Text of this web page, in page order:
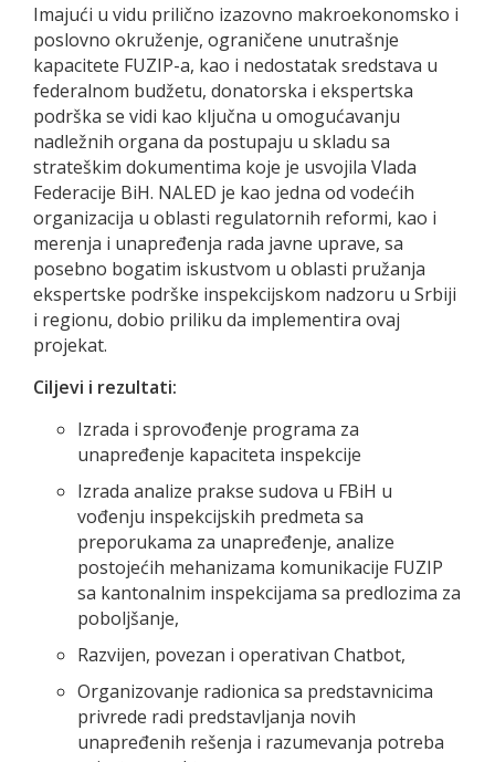
Imajući u vidu prilično izazovno makroekonomsko i
poslovno okruženje, ograničene unutrašnje
kapacitete FUZIP-a, kao i nedostatak sredstava u
federalnom budžetu, donatorska i ekspertska
podrška se vidi kao ključna u omogućavanju
nadležnih organa da postupaju u skladu sa
strateškim dokumentima koje je usvojila Vlada
Federacije BiH. NALED je kao jedna od vodećih
organizacija u oblasti regulatornih reformi, kao i
merenja i unapređenja rada javne uprave, sa
posebno bogatim iskustvom u oblasti pružanja
ekspertske podrške inspekcijskom nadzoru u Srbiji
i regionu, dobio priliku da implementira ovaj
projekat.
Ciljevi i rezultati:
Izrada i sprovođenje programa za
unapređenje kapaciteta inspekcije
Izrada analize prakse sudova u FBiH u
vođenju inspekcijskih predmeta sa
preporukama za unapređenje, analize
postojećih mehanizama komunikacije FUZIP
sa kantonalnim inspekcijama sa predlozima za
poboljšanje,
Razvijen, povezan i operativan Chatbot,
Organizovanje radionica sa predstavnicima
privrede radi predstavljanja novih
unapređenih rešenja i razumevanja potreba